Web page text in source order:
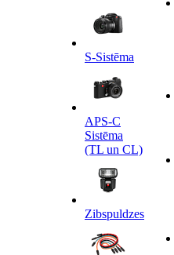
S-Sistēma
APS-C
Sistēma
(TL un CL)
Zibspuldzes